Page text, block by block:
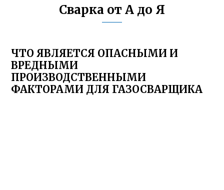
Сварка от А до Я
ЧТО ЯВЛЯЕТСЯ ОПАСНЫМИ И
ВРЕДНЫМИ
ПРОИЗВОДСТВЕННЫМИ
ФАКТОРАМИ ДЛЯ ГАЗОСВАРЩИКА